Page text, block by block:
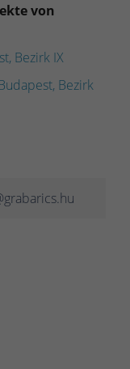
von
Bezirk IX
Bezirk